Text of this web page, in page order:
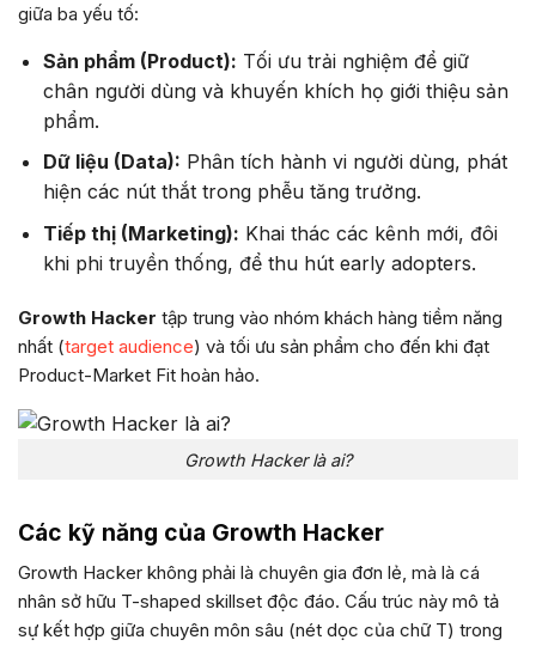
giữa ba yếu tố:
Sản phẩm (Product): Tối ưu trải nghiệm để giữ
chân người dùng và khuyến khích họ giới thiệu sản
phẩm.
Dữ liệu (Data): Phân tích hành vi người dùng, phát
hiện các nút thắt trong phễu tăng trưởng.
Tiếp thị (Marketing): Khai thác các kênh mới, đôi
khi phi truyền thống, để thu hút early adopters.
Growth Hacker tập trung vào nhóm khách hàng tiềm năng
nhất (target audience) và tối ưu sản phẩm cho đến khi đạt
Product-Market Fit hoàn hảo.
Growth Hacker là ai?
Các kỹ năng của Growth Hacker
Growth Hacker không phải là chuyên gia đơn lẻ, mà là cá
nhân sở hữu T-shaped skillset độc đáo. Cấu trúc này mô tả
sự kết hợp giữa chuyên môn sâu (nét dọc của chữ T) trong